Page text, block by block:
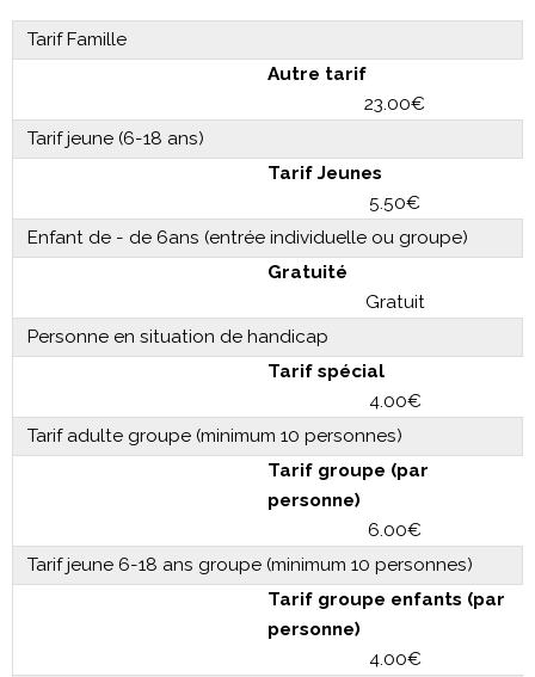
Tarif Famille
Autre tarif
23.00€
Tarif jeune (6-18 ans)
Tarif Jeunes
5.50€
Enfant de - de 6ans (entrée individuelle ou groupe)
Gratuité
Gratuit
Personne en situation de handicap
Tarif spécial
4.00€
Tarif adulte groupe (minimum 10 personnes)
Tarif groupe (par
personne)
6.00€
Tarif jeune 6-18 ans groupe (minimum 10 personnes)
Tarif groupe enfants (par
personne)
4.00€